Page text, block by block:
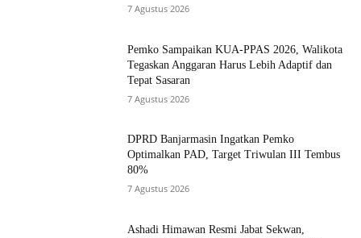
7 Agustus 2026
Pemko Sampaikan KUA-PPAS 2026, Walikota
Tegaskan Anggaran Harus Lebih Adaptif dan
Tepat Sasaran
7 Agustus 2026
DPRD Banjarmasin Ingatkan Pemko
Optimalkan PAD, Target Triwulan III Tembus
80%
7 Agustus 2026
Ashadi Himawan Resmi Jabat Sekwan,